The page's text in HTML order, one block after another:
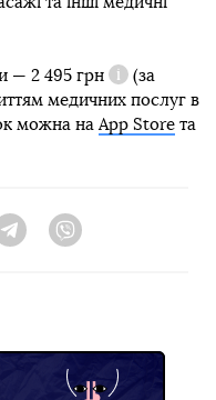
— 2 495 грн
Довідка
(за
медичних послуг в
можна наApp Store та
TelegramViber